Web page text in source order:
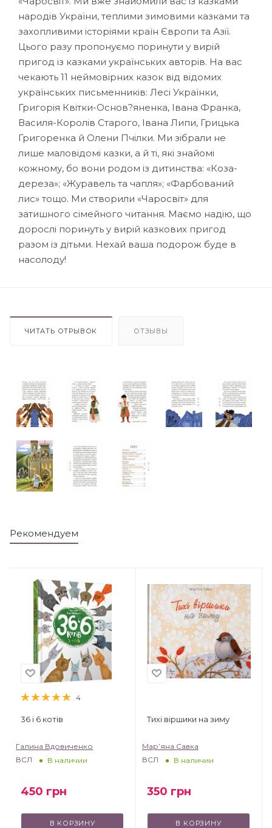
народів України, теплими зимовими казками та
захопливими історіями країн Європи та Азії.
Цього разу пропонуємо поринути у вирій
пригод із казками українських авторів. На вас
чекають 11 неймовірних казок від відомих
українських письменників: Лесі Українки,
Григорія Квітки-Основ?яненка, Івана Франка,
Василя-Королів Старого, Івана Липи, Грицька
Григоренка й Олени Пчілки. Ми зібрали не
лише маловідомі казки, а й ті, які знайомі
кожному, бо вони родом із дитинства: «Коза-
дереза»; «Журавель та чапля»; «Фарбований
лис» тощо. Ми створили «Чаросвіт» для
затишного сімейного читання. Маємо надію, що
дорослі поринуть у вирій казкових пригод
разом із дітьми. Нехай ваша подорож буде в
насолоду!
ЧИТАТЬ ОТРЫВОК ОТЗЫВЫ
Рекомендуем
4
36 і 6 котів
Галина Вдовиченко
ВСЛ
В наличии
450 грн
В КОРЗИНУ
Тихі віршики на зиму
Мар’яна Савка
ВСЛ
В наличии
350 грн
В КОРЗИНУ